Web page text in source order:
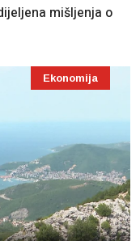
mišljenja o
Ekonomija